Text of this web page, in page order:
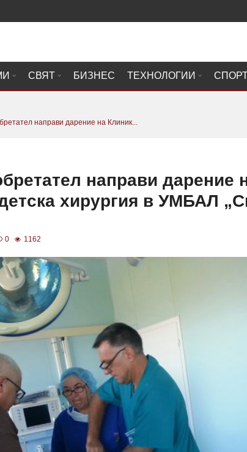
СВЯТ БИЗНЕС ТЕХНОЛОГИИ
направи дарение на Клиник...
направи дарение
хирургия в УМБАЛ
0 1162